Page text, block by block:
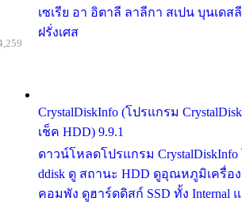
เซเรีย อา อิตาลี ลาลีกา สเปน บุนเดส
ฝรั่งเศส
CrystalDiskInfo (โปรแกรม
เช็ค HDD) 9.9.1
ดาวน์โหลดโปรแกรม
ddisk ดู สถานะ HDD ดูอุณหภูมิเครื่อ
คอมพัง ดูฮาร์ดดิสก์ SSD ทั้ง Internal แ